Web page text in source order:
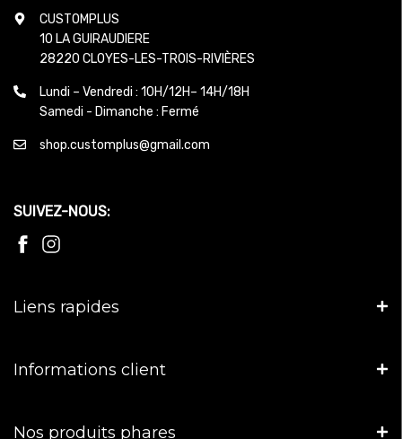
CUSTOMPLUS
10 LA GUIRAUDIERE
28220 CLOYES-LES-TROIS-RIVIÈRES
Lundi – Vendredi : 10H/12H– 14H/18H
Samedi - Dimanche : Fermé
shop.customplus@gmail.com
SUIVEZ-NOUS:
Liens rapides
Informations client
Nos produits phares